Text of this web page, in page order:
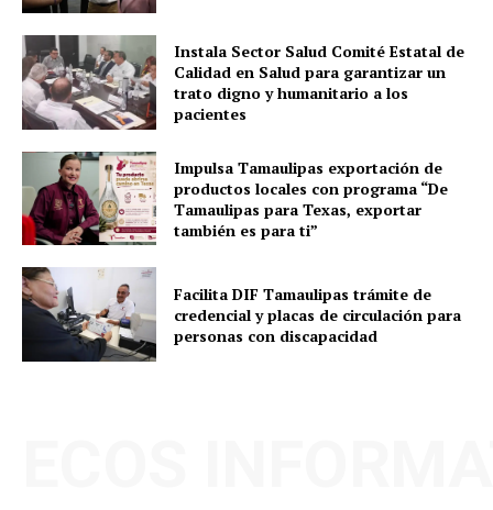
Instala Sector Salud Comité Estatal de
Calidad en Salud para garantizar un
trato digno y humanitario a los
pacientes
Impulsa Tamaulipas exportación de
productos locales con programa “De
Tamaulipas para Texas, exportar
también es para ti”
Facilita DIF Tamaulipas trámite de
credencial y placas de circulación para
personas con discapacidad